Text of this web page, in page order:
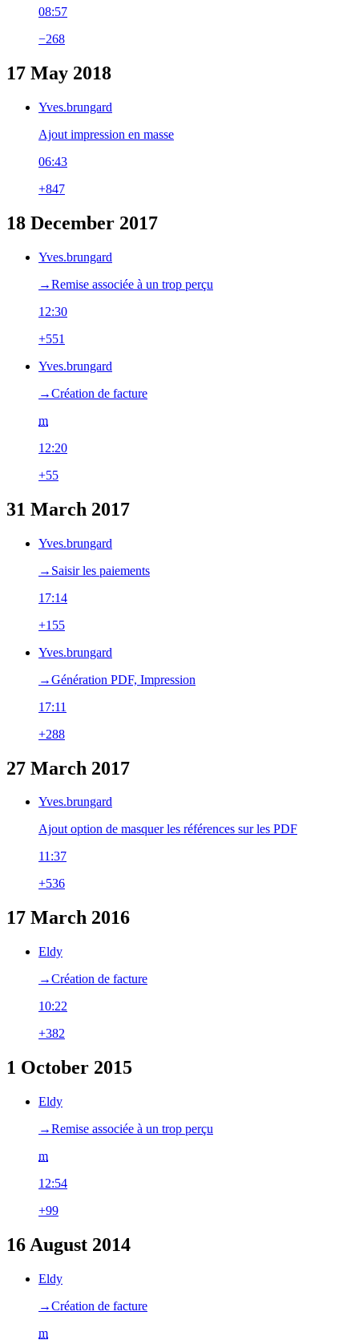
08:57
−268
17 May 2018
Yves.brungard
Ajout impression en masse
06:43
+847
18 December 2017
Yves.brungard
→‎Remise associée à un trop perçu
12:30
+551
Yves.brungard
→‎Création de facture
m
12:20
+55
31 March 2017
Yves.brungard
→‎Saisir les paiements
17:14
+155
Yves.brungard
→‎Génération PDF, Impression
17:11
+288
27 March 2017
Yves.brungard
Ajout option de masquer les références sur les PDF
11:37
+536
17 March 2016
Eldy
→‎Création de facture
10:22
+382
1 October 2015
Eldy
→‎Remise associée à un trop perçu
m
12:54
+99
16 August 2014
Eldy
→‎Création de facture
m